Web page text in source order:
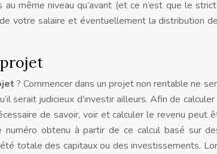
même niveau qu’avant (et ce n’est que le
votre salaire et éventuellement la distribution
? Commencer dans un projet non rentable ne
serait judicieux d’investir ailleurs. Afin de
de savoir, voir et calculer le revenu peut
obtenu à partir de ce calcul basé sur
totale des capitaux ou des investissements.